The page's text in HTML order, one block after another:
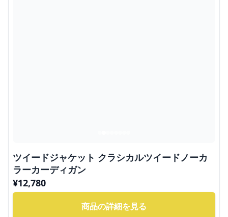
ツイードジャケット クラシカルツイードノーカ
ラーカーディガン
¥12,780
商品の詳細を見る